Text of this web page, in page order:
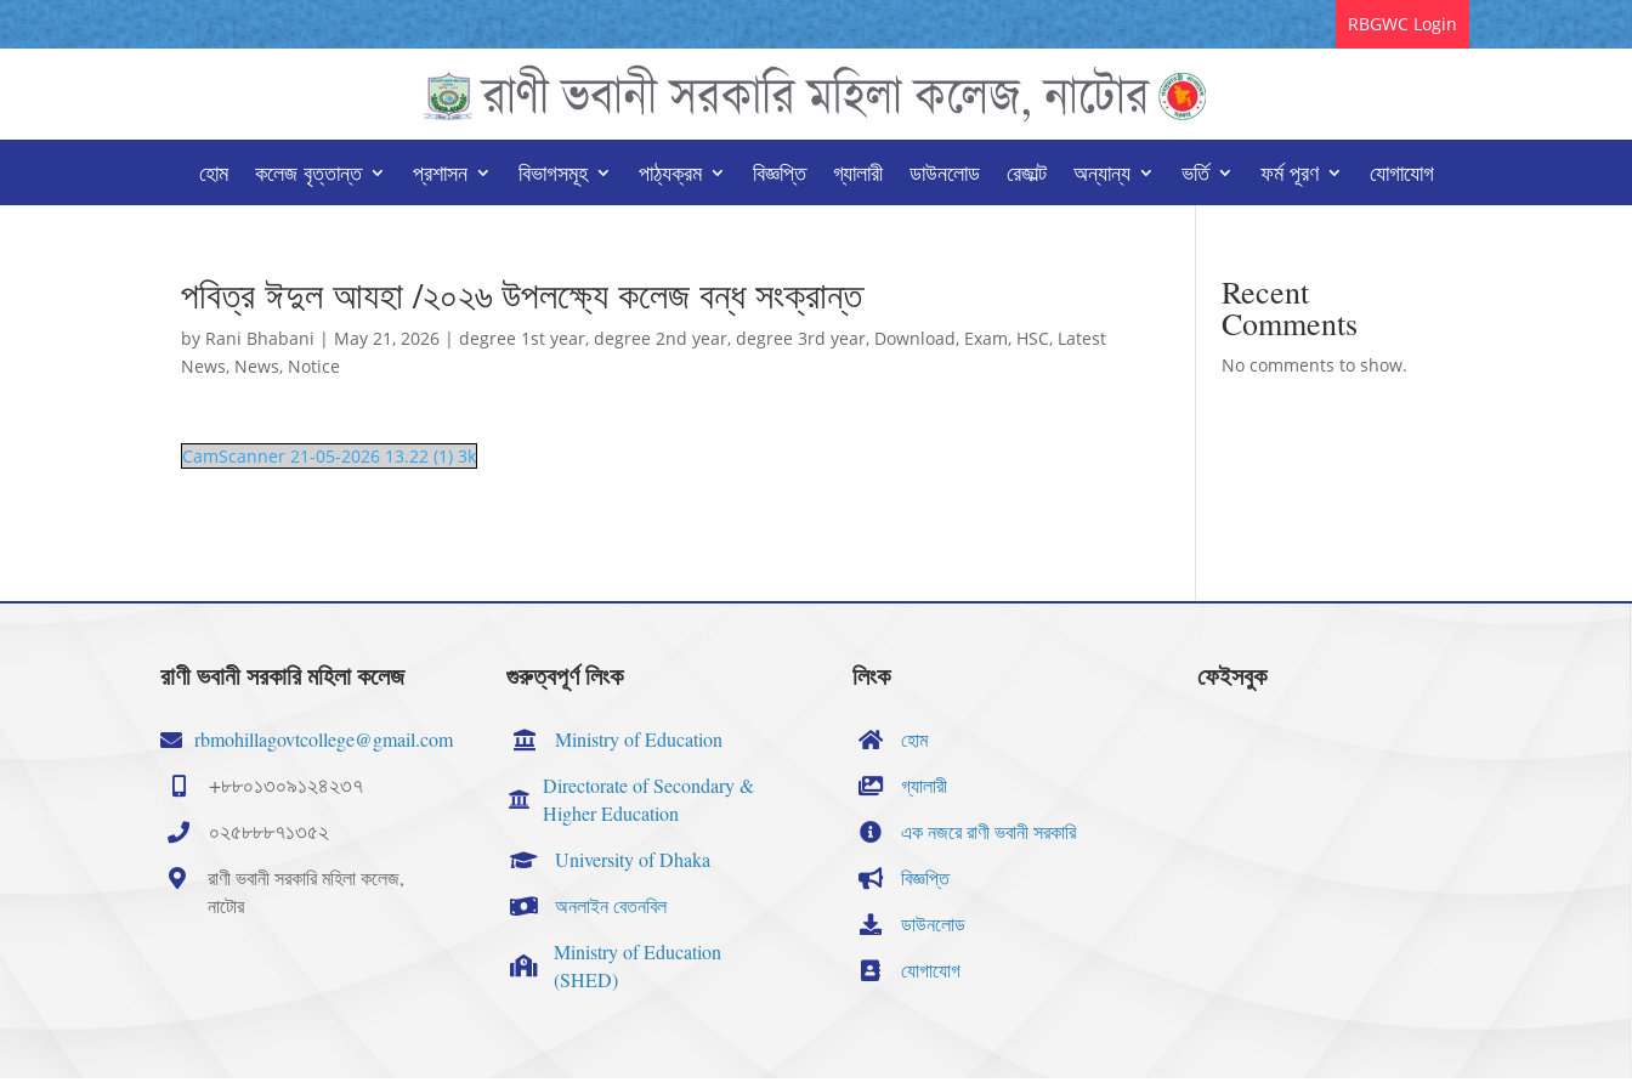
RBGWC Login
হোম কলেজ বৃত্তান্ত প্রশাসন বিভাগসমূহ পাঠ্যক্রম বিজ্ঞপ্তি গ্যালারী ডাউনলোড রেজাল্ট অন্যান্য ভর্তি ফর্ম পূরণ যোগাযোগ
পবিত্র ঈদুল আযহা /২০২৬ উপলক্ষ্যে কলেজ বন্ধ সংক্রান্ত
by Rani Bhabani | May 21, 2026 |degree 1st year,degree 2nd year,degree 3rd year, Download, Exam, HSC, Latest
News, News, Notice
CamScanner 21-05-2026 13.22 (1) 3k
Recent
Comments
No comments to show.
রাণী ভবানী সরকারি মহিলা কলেজ
rbmohillagovtcollege@gmail.com
+৮৮০১৩০৯১২৪২৩৭
০২৫৮৮৮৭১৩৫২
রাণী ভবানী সরকারি মহিলা কলেজ,
নাটোর
গুরুত্বপূর্ণ লিংক
Ministry of Education
Directorate of Secondary &
Higher Education
University of Dhaka
অনলাইন বেতনবিল
Ministry of Education
(SHED)
লিংক
হোম
গ্যালারী
এক নজরে রাণী ভবানী সরকারি
বিজ্ঞপ্তি
ডাউনলোড
যোগাযোগ
ফেইসবুক